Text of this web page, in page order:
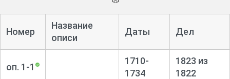
Номер
Название
описи
Даты Дел
оп. 1-1
1710-
1734
1823 из
1822